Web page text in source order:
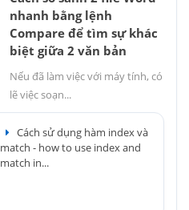
nhanh bằng lệnh
Compare để tìm sự khác
biệt giữa 2 văn bản
Nếu đã làm việc với máy tính, có
lẽ việc soạn...
Cách sử dụng hàm index và
match - how to use index and
match in...